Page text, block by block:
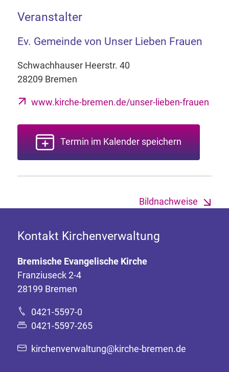
Veranstalter
Ev. Gemeinde von Unser Lieben Frauen
Schwachhauser Heerstr. 40
28209 Bremen
www.kirche-bremen.de/unser-lieben-frauen
Termin im Kalender speichern
Bildnachweise
Kontakt Kirchenverwaltung
Bremische Evangelische Kirche
Franziuseck 2-4
28199 Bremen
0421-5597-0
0421-5597-265
kirchenverwaltung@kirche-bremen.de